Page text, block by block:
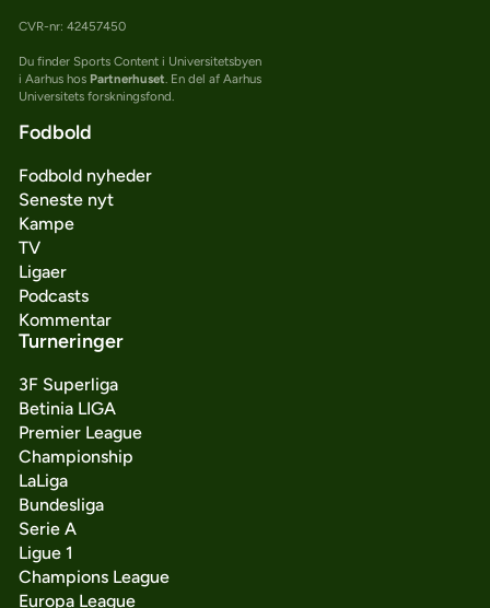
CVR-nr: 42457450
Du finder Sports Content i Universitetsbyen
i Aarhus hos Partnerhuset. En del af Aarhus
Universitets forskningsfond.
Fodbold
Fodbold nyheder
Seneste nyt
Kampe
TV
Ligaer
Podcasts
Kommentar
Turneringer
3F Superliga
Betinia LIGA
Premier League
Championship
LaLiga
Bundesliga
Serie A
Ligue 1
Champions League
Europa League